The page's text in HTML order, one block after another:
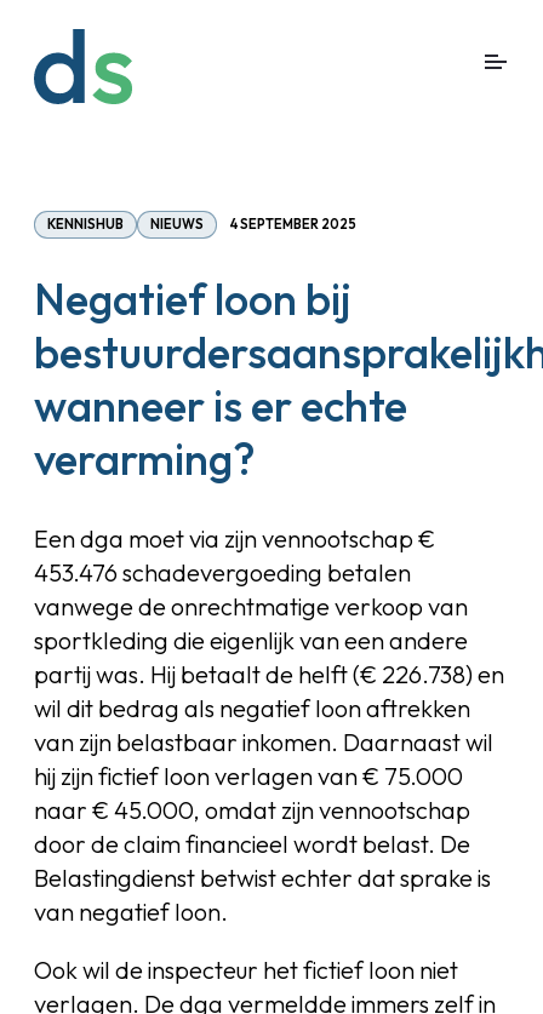
KENNISHUB NIEUWS 4 SEPTEMBER 2025
Negatief loon bij
wanneer is er echte
verarming?
Een dga moet via zijn vennootschap €
453.476 schadevergoeding betalen
vanwege de onrechtmatige verkoop van
sportkleding die eigenlijk van een andere
partij was. Hij betaalt de helft (€ 226.738) en
wil dit bedrag als negatief loon aftrekken
van zijn belastbaar inkomen. Daarnaast wil
hij zijn fictief loon verlagen van € 75.000
naar € 45.000, omdat zijn vennootschap
door de claim financieel wordt belast. De
Belastingdienst betwist echter dat sprake is
van negatief loon.
Ook wil de inspecteur het fictief loon niet
verlagen. De dga vermeldde immers zelf in